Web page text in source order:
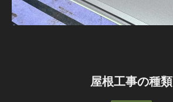
屋根工事の種類